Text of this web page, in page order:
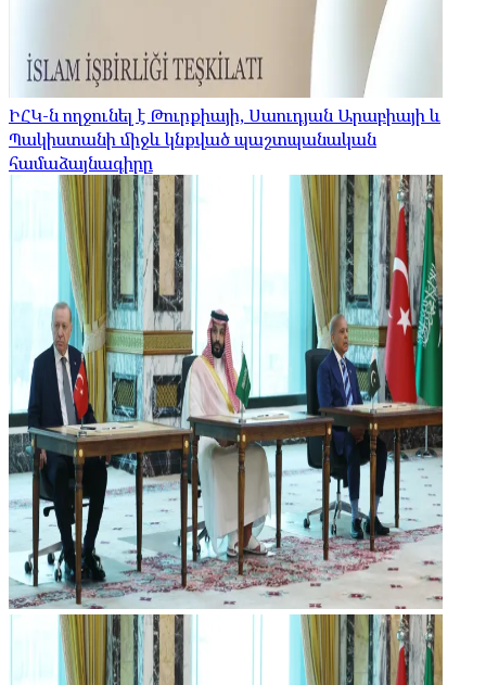
ԻՀԿ-ն ողջունել է Թուրքիայի, Սաուդյան Արաբիայի և
Պակիստանի միջև կնքված պաշտպանական
համաձայնագիրը